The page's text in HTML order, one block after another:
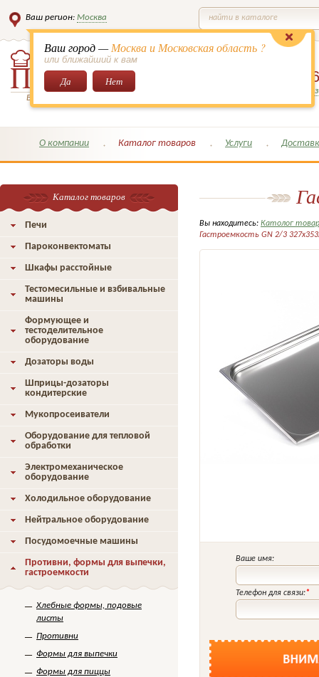
Ваш регион: Москва
Ваш город —Москва и Московская область ?
или ближайший к вам
Да Нет
найти в каталоге
Всё для кондитеров и поваров!
649-
Заказать обратный
О компании Каталог товаров Услуги
Вы находитесь: Католог
Гастроемкость GN 2/3
Ваше имя:
Телефон для связи:*
Каталог товаров
Печи
Пароконвектоматы
Шкафы расстойные
Тестомесильные и взбивальные
машины
Формующее и
тестоделительное
оборудование
Дозаторы воды
Шприцы-дозаторы
кондитерские
Мукопросеиватели
Оборудование для тепловой
обработки
Электромеханическое
оборудование
Холодильное оборудование
Нейтральное оборудование
Посудомоечные машины
Противни, формы для выпечки,
гастроемкости
Хлебные формы, подовые
листы
Противни
Формы для выпечки
Формы для пиццы